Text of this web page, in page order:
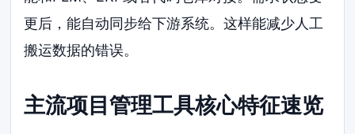
更后，能自动同步给下游系统。这样能减少人工
搬运数据的错误。
主流项目管理工具核心特征速览